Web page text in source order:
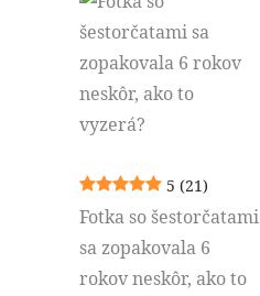
5 (21)
Fotka so šestorčatami
sa zopakovala 6
rokov neskôr, ako to